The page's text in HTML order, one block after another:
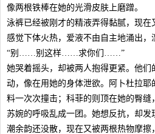
像两根铁棒在她的光滑皮肤上磨蹭。
泳裤已经被刚才的精液弄得黏腻，现
感觉下体火热，爱液不由自主地涌出，
“别……别这样……求你们……”
她哭着摇头，却被两人抱得更紧。他
动，像在用她的身体泄欲。阿卜杜拉
料一次次撞击；科菲的则顶在她的臀缝
苏婉的呼吸乱成一团。她想反抗，却发
潮余韵还没散，现在又被两根热物摩